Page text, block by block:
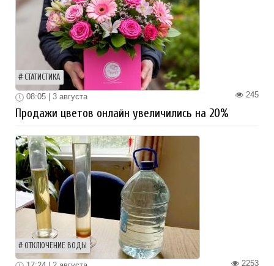
СТАТИСТИКА
245
08:05 | 3 августа
Продажи цветов онлайн увеличились на 20%
ОТКЛЮЧЕНИЕ ВОДЫ
2253